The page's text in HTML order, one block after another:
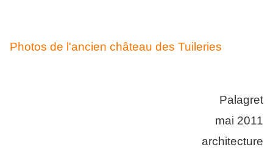
Photos de l'ancien château des Tuileries
Palagret
mai 2011
architecture